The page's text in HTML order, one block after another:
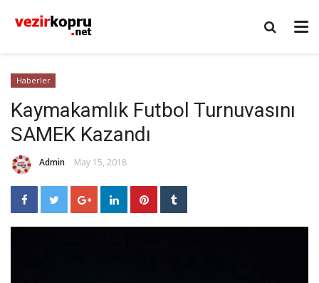
Haberler
Kaymakamlık Futbol Turnuvasını
SAMEK Kazandı
Admin May 15, 2018